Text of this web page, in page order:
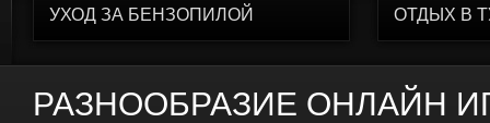
УХОД ЗА БЕНЗОПИЛОЙ ОТДЫХ В
РАЗНООБРАЗИЕ ОНЛАЙН